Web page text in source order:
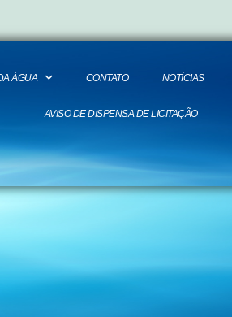
ÁGUA CONTATO NOTÍCIAS
AVISO DE DISPENSA DE LICITAÇÃO